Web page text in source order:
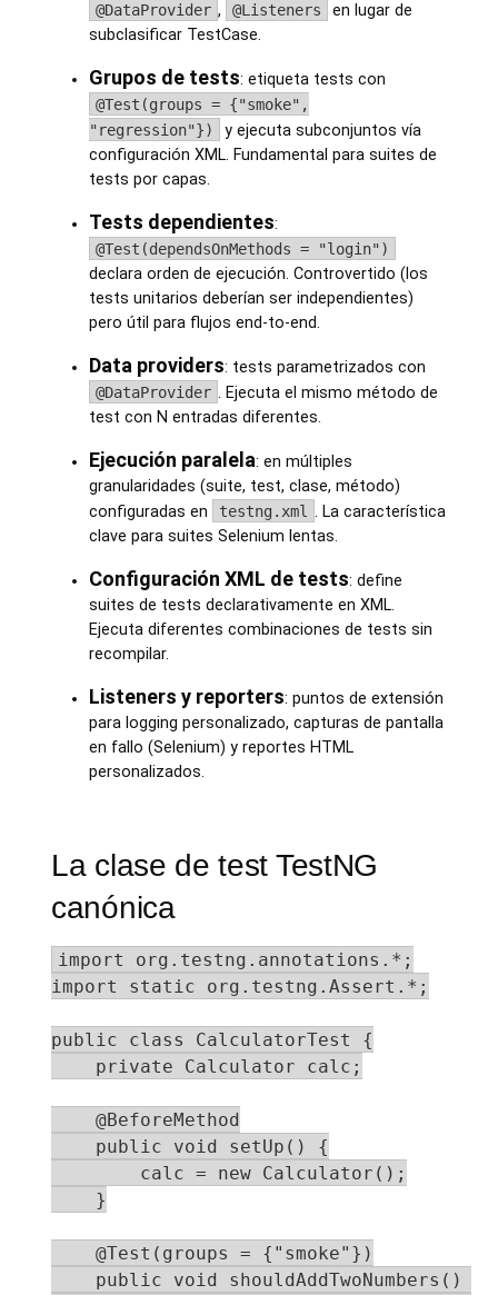
@DataProvider , @Listeners
en lugar de
subclasificar TestCase.
Grupos de tests: etiqueta tests con
@Test(groups = {"smoke",
"regression"})
y ejecuta subconjuntos vía
configuración XML. Fundamental para suites de
tests por capas.
Tests dependientes:
@Test(dependsOnMethods = "login")
declara orden de ejecución. Controvertido (los
tests unitarios deberían ser independientes)
pero útil para flujos end-to-end.
Data providers: tests parametrizados con
@DataProvider . Ejecuta el mismo método de
test con N entradas diferentes.
Ejecución paralela: en múltiples
granularidades (suite, test, clase, método)
configuradas en
testng.xml . La característica
clave para suites Selenium lentas.
Configuración XML de tests: define
suites de tests declarativamente en XML.
Ejecuta diferentes combinaciones de tests sin
recompilar.
Listeners y reporters: puntos de extensión
para logging personalizado, capturas de pantalla
en fallo (Selenium) y reportes HTML
personalizados.
La clase de test TestNG
canónica
import org.testng.annotations.*;
import static org.testng.Assert.*;
public class CalculatorTest {
    private Calculator calc;
    @BeforeMethod
    public void setUp() {
        calc = new Calculator();
    }
    @Test(groups = {"smoke"})
    public void shouldAddTwoNumbers() {